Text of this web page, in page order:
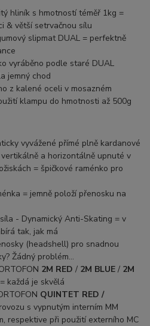
hliník s hmotností téměř 1kg =
& větší setrvačnou sílu
slipmat DUAL = perfektně
vyráběno podle staré DUAL
jemný chod
z kalené oceli v mosazném
klampu do hmotnosti až 500g
vyvážené přímé plně kardanové
a horizontálně upnuté v
= špičkové raménko pro
= jemně položí přenosku na
- Dynamický Anti-Skating = v
tak, jak má
(headshell) pro snadnou
Žádný problém...
2M RED / 2M BLUE/ 2M
= každá je skvělá
QUINTET RED /
s vypnutým interním MM
respektive při použití externího MC